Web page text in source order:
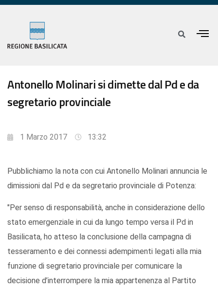
Antonello Molinari si dimette dal Pd e da
segretario provinciale
1 Marzo 2017 13:32
Pubblichiamo la nota con cui Antonello Molinari annuncia le
dimissioni dal Pd e da segretario provinciale di Potenza:
"Per senso di responsabilità, anche in considerazione dello
stato emergenziale in cui da lungo tempo versa il Pd in
Basilicata, ho atteso la conclusione della campagna di
tesseramento e dei connessi adempimenti legati alla mia
funzione di segretario provinciale per comunicare la
decisione d’interrompere la mia appartenenza al Partito